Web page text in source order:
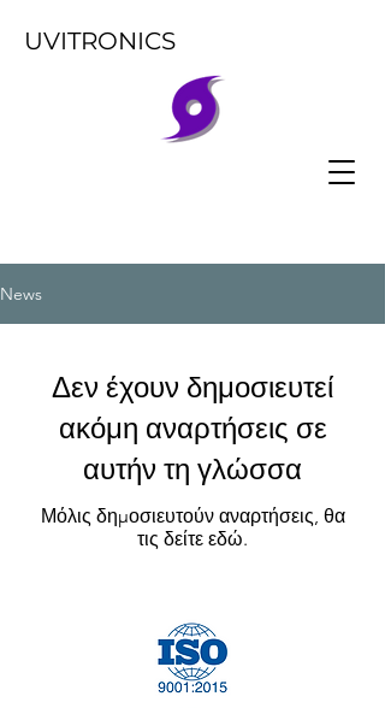
UVITRONICS
News
Δεν έχουν δημοσιευτεί
ακόμη αναρτήσεις σε
αυτήν τη γλώσσα
Μόλις δημοσιευτούν αναρτήσεις, θα
τις δείτε εδώ.